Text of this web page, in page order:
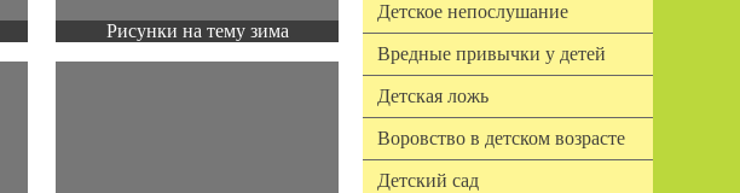
Рисунки на тему зима
Детское непослушание
Вредные привычки у детей
Детская ложь
Воровство в детском возрасте
Детский сад